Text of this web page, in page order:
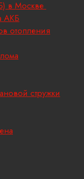
в Москве
АКБ
отопления
стружки